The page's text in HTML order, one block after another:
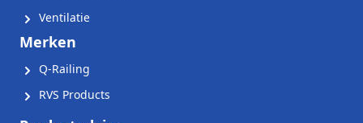
Ventilatie
Merken
Q-Railing
RVS Products